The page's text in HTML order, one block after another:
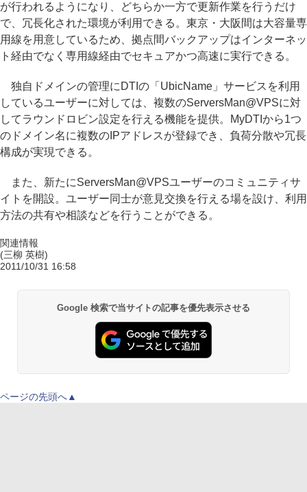
が行われるようになり、どちらか一方で更新作業を行うだけ
で、冗長化された環境が利用できる。東京・大阪間は大容量専
用線を用意しているため、拠点間バックアップはインターネッ
ト経由でなく専用線経由でセキュアかつ高速に実行できる。
独自ドメインの管理にDTIの「UbicName」サービスを利用
しているユーザーに対しては、複数のServersMan@VPSに対
してラウンドロビン設定を行える機能を提供。MyDTIから1つ
のドメイン名に複数のIPアドレスが登録でき、負荷分散や冗長
構成が実現できる。
また、新たにServersMan@VPSユーザーのコミュニティサ
イトを開設。ユーザー同士が意見交換を行える場を設け、利用
方法の共有や相談などを行うことができる。
関連情報
(三柳 英樹)
2011/10/31 16:58
Google 検索で当サイトの記事を優先表示させる
ページの先頭へ▲